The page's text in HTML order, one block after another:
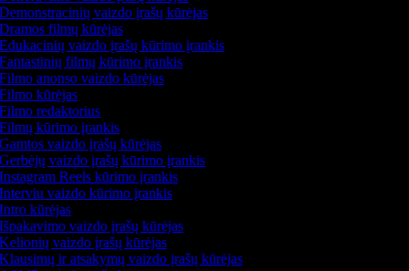
vaizdo įrašų kūrėjas
filmų kūrėjas
vaizdo įrašų kūrimo įrankis
filmų kūrimo įrankis
anonso vaizdo kūrėjas
kūrėjas
redaktorius
kūrimo įrankis
vaizdo įrašų kūrėjas
vaizdo įrašų kūrimo įrankis
Reels kūrimo įrankis
vaizdo kūrimo įrankis
kūrėjas
vaizdo įrašų kūrėjas
vaizdo įrašų kūrėjas
ir atsakymų vaizdo įrašų kūrėjas